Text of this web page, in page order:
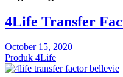
4Life Transfer
October 15, 2020
Produk 4Life